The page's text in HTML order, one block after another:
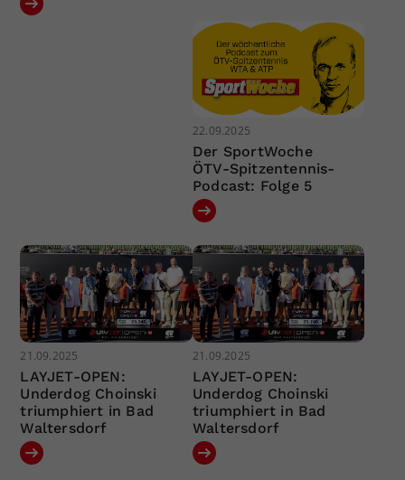
22.09.2025
Der SportWoche
ÖTV-Spitzentennis-
Podcast: Folge 5
21.09.2025
LAYJET-OPEN:
Underdog Choinski
triumphiert in Bad
Waltersdorf
21.09.2025
LAYJET-OPEN:
Underdog Choinski
triumphiert in Bad
Waltersdorf